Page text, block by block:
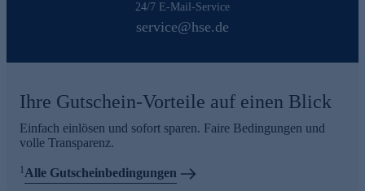
24/7 E-Mail-Service
service@hse.de
Ihre Gutschein-Vorteile auf einen Blick
Einfach einlösen und sofort sparen. Faire Bedingungen und
volle Transparenz.
1Alle Gutscheinbedingungen